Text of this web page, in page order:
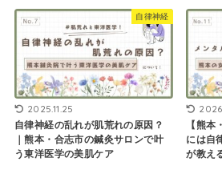
自律神経
2025.11.25
自律神経の乱れが肌荒れの原因？
｜熊本・合志市の鍼灸サロンで叶
う東洋医学の美肌ケア
【熊
には自
が教え